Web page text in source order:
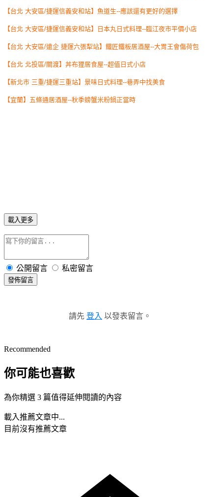
【台北 大安區/捷運信義安和站】魚道生--應該還有更好的選擇
【台北 大安區/捷運信義安和站】日本丸日式料理--臨江夜市平價小店
【台北 大安區/遠企 捷運六張犁站】鐵匠鐵板居酒屋--大胃王會傷荷包
【台北 北投區/關渡】丼布狸居食屋--超值日式小店
【新北市 三重/捷運三重站】景味日式料理--巷弄中找美食
【宜蘭】五條通居酒屋--秋季螃蟹米粉鍋正當時
載入更多
公開留言 私密留言
發佈留言
請先 登入 以發表留言。
Recommended
你可能也喜歡
為你精選 3 篇值得延伸閱讀的內容
載入推薦文章中...
目前沒有推薦文章